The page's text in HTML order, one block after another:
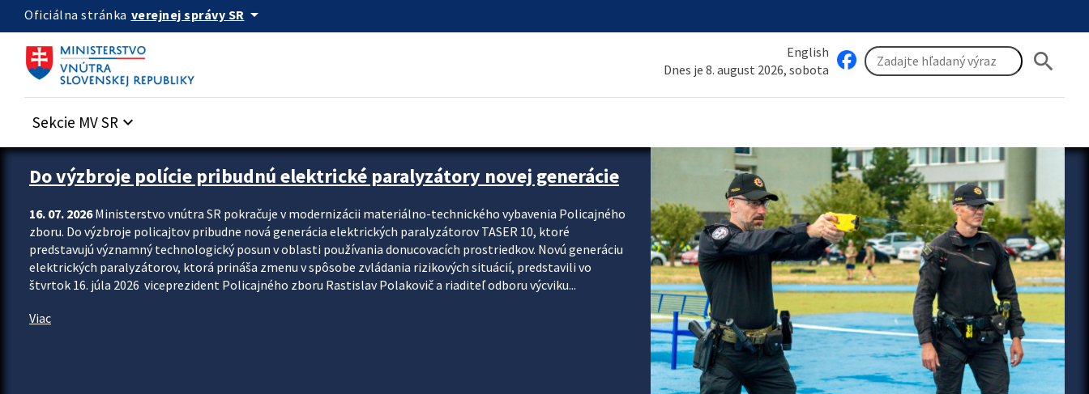
Preskocit na hlavný obsah
Oficiálna stránka verejnej správy SR arrow_drop_down
English
Dnes je 8. august 2026, sobota
search
Sekcie MV SR keyboard_arrow_down
Zastavit automatický posun upútavok
Do výzbroje polície pribudnú elektrické paralyzátory novej generácie
16. 07. 2026Ministerstvo vnútra SR pokračuje v modernizácii materiálno-technického vybavenia Policajného
zboru. Do výzbroje policajtov pribudne nová generácia elektrických paralyzátorov TASER 10, ktoré
predstavujú významný technologický posun v oblasti používania donucovacích prostriedkov. Novú generáciu
elektrických paralyzátorov, ktorá prináša zmenu v spôsobe zvládania rizikových situácií, predstavili vo
štvrtok 16. júla 2026 viceprezident Policajného zboru Rastislav Polakovič a riaditeľ odboru výcviku...
Viac